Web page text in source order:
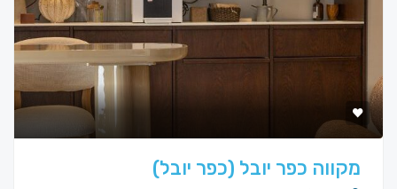
מקווה כפר יובל (כפר יובל)